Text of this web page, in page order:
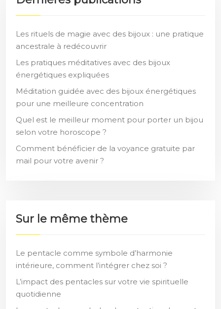
Les rituels de magie avec des bijoux : une pratique
ancestrale à redécouvrir
Les pratiques méditatives avec des bijoux
énergétiques expliquées
Méditation guidée avec des bijoux énergétiques
pour une meilleure concentration
Quel est le meilleur moment pour porter un bijou
selon votre horoscope ?
Comment bénéficier de la voyance gratuite par
mail pour votre avenir ?
Sur le même thème
Le pentacle comme symbole d’harmonie
intérieure, comment l’intégrer chez soi ?
L’impact des pentacles sur votre vie spirituelle
quotidienne